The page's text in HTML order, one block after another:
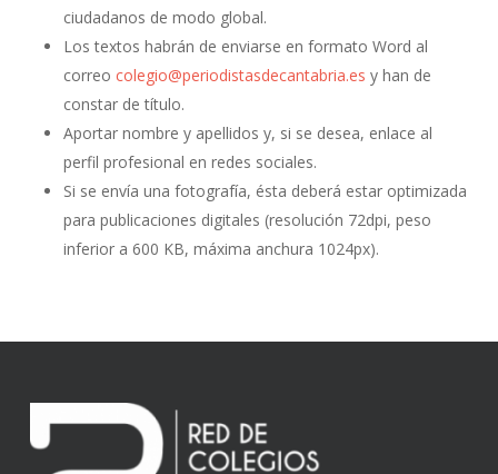
ciudadanos de modo global.
Los textos habrán de enviarse en formato Word al
correo colegio@periodistasdecantabria.es y han de
constar de título.
Aportar nombre y apellidos y, si se desea, enlace al
perfil profesional en redes sociales.
Si se envía una fotografía, ésta deberá estar optimizada
para publicaciones digitales (resolución 72dpi, peso
inferior a 600 KB, máxima anchura 1024px).